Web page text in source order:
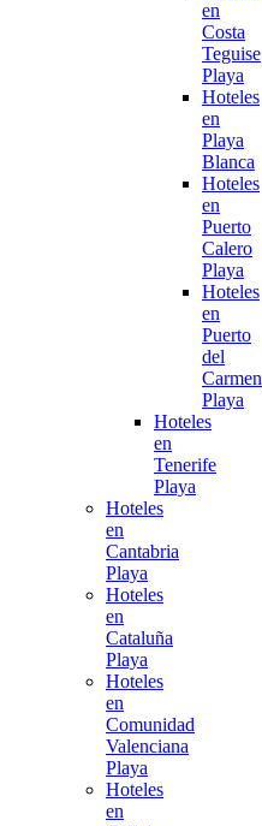
en
Costa
Teguise
Playa
Hoteles
en
Playa
Blanca
Hoteles
en
Puerto
Calero
Playa
Hoteles
en
Puerto
del
Carmen
Playa
Hoteles
en
Tenerife
Playa
Hoteles
en
Cantabria
Playa
Hoteles
en
Cataluña
Playa
Hoteles
en
Comunidad
Valenciana
Playa
Hoteles
en